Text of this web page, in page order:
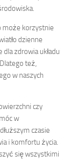
może korzystnie
dzienne
dla zdrowia układu
też,
w naszych
czy
w
czasie
i komfortu życia.
się wszystkimi